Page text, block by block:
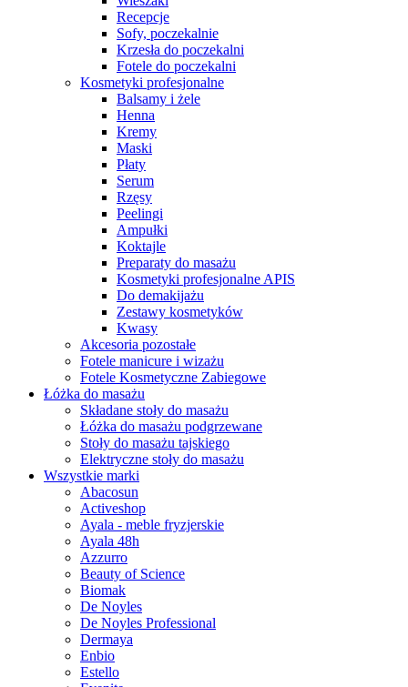
Recepcje
Sofy, poczekalnie
Krzesła do poczekalni
Fotele do poczekalni
Kosmetyki profesjonalne
Balsamy i żele
Henna
Kremy
Maski
Płaty
Serum
Rzęsy
Peelingi
Ampułki
Koktajle
Preparaty do masażu
Kosmetyki profesjonalne APIS
Do demakijażu
Zestawy kosmetyków
Kwasy
Akcesoria pozostałe
Fotele manicure i wizażu
Fotele Kosmetyczne Zabiegowe
Łóżka do masażu
Składane stoły do masażu
Łóżka do masażu podgrzewane
Stoły do masażu tajskiego
Elektryczne stoły do masażu
Wszystkie marki
Abacosun
Activeshop
Ayala - meble fryzjerskie
Ayala 48h
Azzurro
Beauty of Science
Biomak
De Noyles
De Noyles Professional
Dermaya
Enbio
Estello